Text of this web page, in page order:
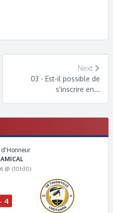
Next
03 - Est-il possible de
s'inscrire en...
d'Honneur
@ (10h30)
4